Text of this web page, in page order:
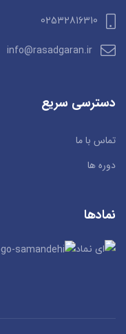
02532816310
info@rasadgaran.ir
دسترسی سریع
تماس با ما
دوره ها
نمادها